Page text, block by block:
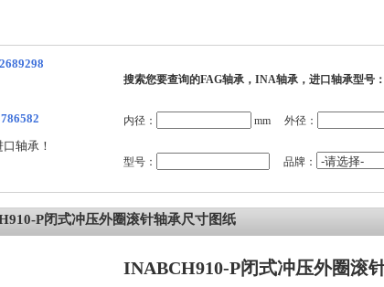
轴承！
搜索您要查询的FAG轴承，INA轴承，进口轴承型号：
内径： mm 外径：
型号： 品牌：
P闭式冲压外圈滚针轴承尺寸图纸
INABCH910-P闭式冲压外圈滚